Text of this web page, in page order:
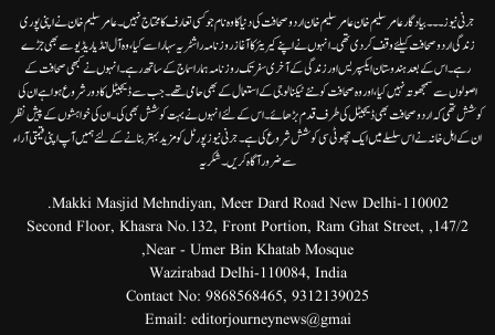
جرنی نیوز۔۔۔بیاد گار عامر سلیم خان عامر سلیم خان اردوصحافت کی دنیا کاوہ نام جو کسی تعارف کا محتاج نہیں۔عامرسلیم خان نے اپنی پوری
زندگی اردوصحافت کیلئے وقف کردی تھی۔انہوں نے اپنے کیریئر کا آغاز روزنامہ راشٹریہ سہارا سے کیا،وہ آل انڈیا ریڈیوسے بھی جڑے
رہے۔ اس کے بعد ہندوستان ایکسپریس اور زندگی کے آخری سفر تک روزنامہ ہمارا سماج کے ساتھ رہے۔ انہوں نے کبھی صحافت کے
اصولوں سے سمجھوتہ نہیں کیا، اور وہ صحافت کو نئے ٹیکنالوجی کے استعمال کے بھی حامی تھے۔ جب سے ڈیجیٹل کا دور شروع ہوا ہے ان کی
کوشش تھی کہ اردو صحافت بھی ڈیجیٹل کی طرف قدم بڑھائے۔ اس کے لئے انہوں نے بہت کوشش بھی کی۔ ان کی خواہشوں کے پیش نظر
ان کے اہل خانہ نے اس سلسلے میں ایک چھوٹی سی کوشش شروع کی ہے۔جرنی نیوز پورٹل کو مزید بہتر بنانے کے لئے ہمیں آپ اپنی قیمتی آراء
سے ضرور آگاہ کریں۔شکریہ
Makki Masjid Mehndiyan, Meer Dard Road New Delhi-110002.
147/2, Second Floor, Khasra No.132, Front Portion, Ram Ghat Street,
Near - Umer Bin Khatab Mosque,
Wazirabad Delhi-110084, India
Contact No: 9868568465, 9312139025
Email: editorjourneynews@gmai